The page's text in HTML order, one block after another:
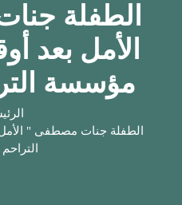
الطفلة
الأمل بعد
مؤسسة
الطفلة جنات مصطفى "